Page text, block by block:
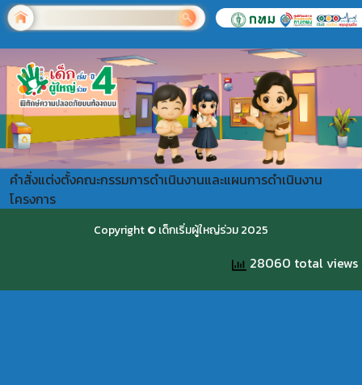
คำสั่งแต่งตั้งคณะกรรมการดำเนินงานและแผนการดำเนินงาน
โครงการ
Copyright © เด็กเริ่มผู้ใหญ่ร่วม 2025
28060 total views